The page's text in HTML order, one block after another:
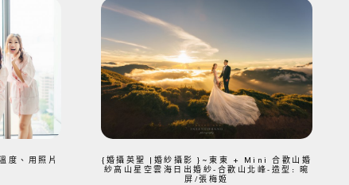
度、用照片
{婚攝英聖 |婚紗攝影 }~東東 + Mini 合歡山婚
紗高山星空雲海日出婚紗-合歡山北峰-造型: 晼
屏/張梅姬